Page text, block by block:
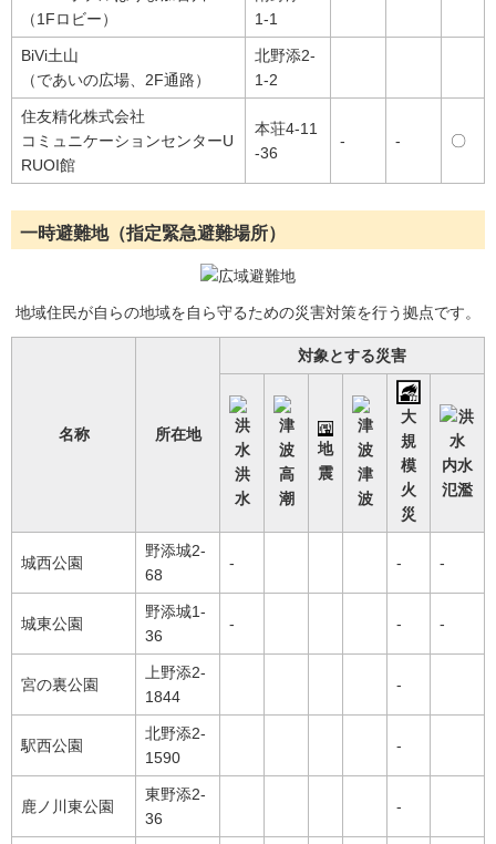
（1Fロビー）
1-1
BiVi土山
（であいの広場、2F通路）
北野添2-
1-2
住友精化株式会社
コミュニケーションセンターU
RUOI館
本荘4-11
-36
- - 〇
一時避難地（指定緊急避難場所）
地域住民が自らの地域を自ら守るための災害対策を行う拠点です。
名称 所在地
対象とする災害
洪
水
高
潮
地
震
津
波
大
規
模
火
災
内水
氾濫
城西公園
野添城2-
68
- - -
城東公園
野添城1-
36
- - -
宮の裏公園
上野添2-
1844
-
駅西公園
北野添2-
1590
-
鹿ノ川東公園
東野添2-
36
-